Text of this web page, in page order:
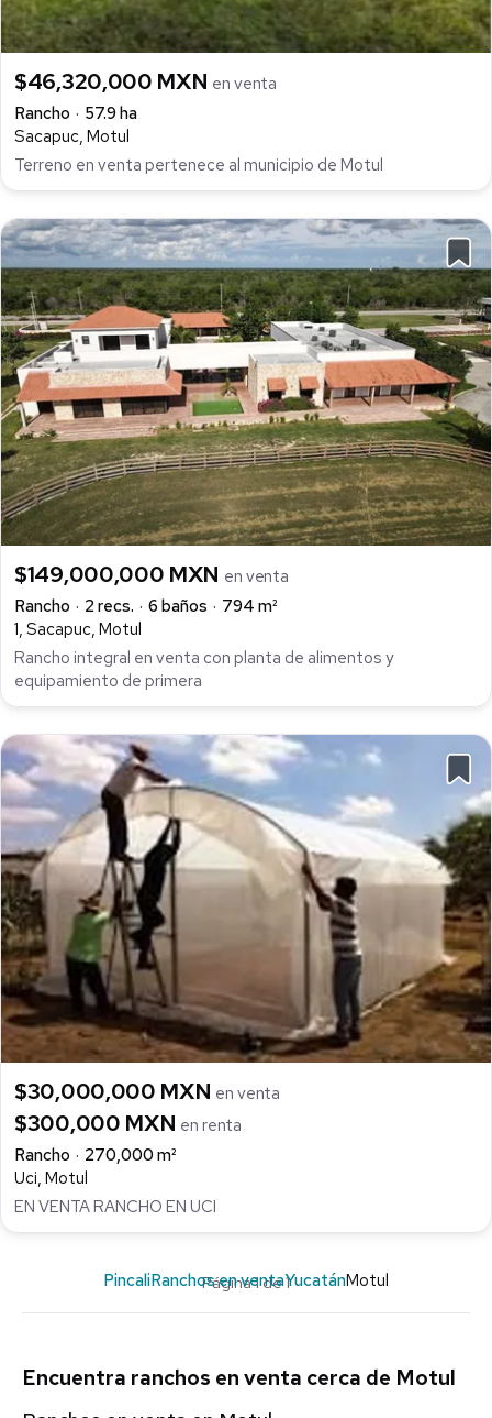
$46,320,000 MXN en venta
Rancho
57.9 ha
Sacapuc, Motul
Terreno en venta pertenece al municipio de Motul
$149,000,000 MXN en venta
Rancho
2 recs. 6 baños
794 m²
1, Sacapuc, Motul
Rancho integral en venta con planta de alimentos y
equipamiento de primera
$30,000,000 MXN en venta
$300,000 MXN en renta
Rancho
270,000 m²
Uci, Motul
EN VENTA RANCHO EN UCI
Página 1 de 1
PincaliRanchos en ventaYucatánMotul
Encuentra ranchos en venta cerca de Motul